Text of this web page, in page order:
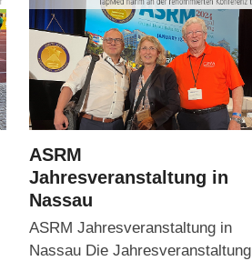
ASRM
Jahresveranstaltung in
Nassau
ASRM Jahresveranstaltung in
Nassau Die Jahresveranstaltung